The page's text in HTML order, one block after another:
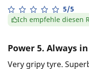
5/5
Ich empfehle diesen
Power 5. Always
Very gripy tyre.